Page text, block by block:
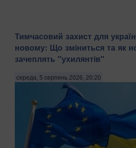
Тимчасовий захист для
новому: Що зміниться та як
зачеплять "ухилянтів"
середа, 5 серпень 2026, 20:20